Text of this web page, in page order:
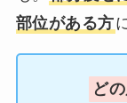
部位がある方
ど